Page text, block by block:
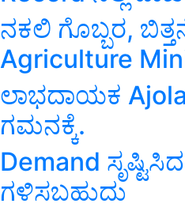
ನಕಲಿ ಗೊಬ್ಬರ,
Agriculture
ಲಾಭದಾಯಕ Ajola
ಗಮನಕ್ಕೆ.
Demand
ಗಳಿಸಬಹುದು